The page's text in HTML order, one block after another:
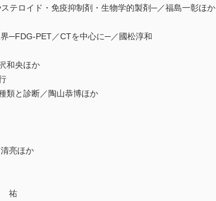
テロイド・免疫抑制剤・生物学的製剤─／福島一彰ほか
─FDG-PET／CTを中心に─／國松淳和
和央ほか
類と診断／陶山恭博ほか
亮ほか
祐